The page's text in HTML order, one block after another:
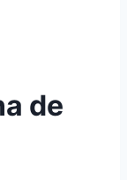
de